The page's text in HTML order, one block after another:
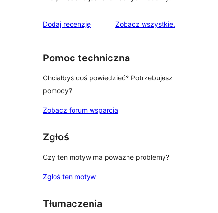
Dodaj recenzję Zobacz wszystkierecenzje
.
Pomoc techniczna
Chciałbyś coś powiedzieć? Potrzebujesz
pomocy?
Zobacz forum wsparcia
Zgłoś
Czy ten motyw ma poważne problemy?
Zgłoś ten motyw
Tłumaczenia